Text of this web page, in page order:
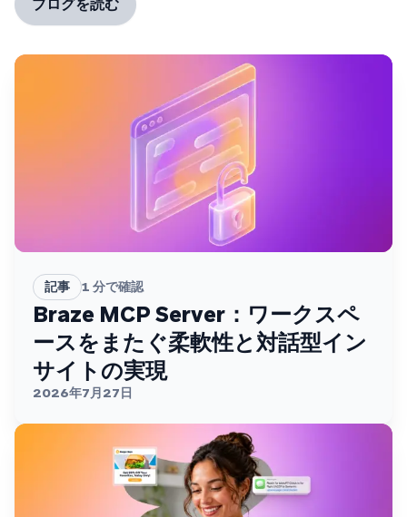
ブログを読む
記事 1 分で確認
Braze MCP Server：ワークスペ
ースをまたぐ柔軟性と対話型イン
サイトの実現
2026年7月27日